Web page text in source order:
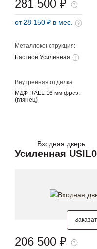
Металлоконструкция:
Бастион Усиленная
Внутренняя отделка:
МДФ RALL 16 мм фрез.
(глянец)
281 500 ₽
от 28 150 ₽ в мес.
Входная дверь
Усиленная
206 500 ₽